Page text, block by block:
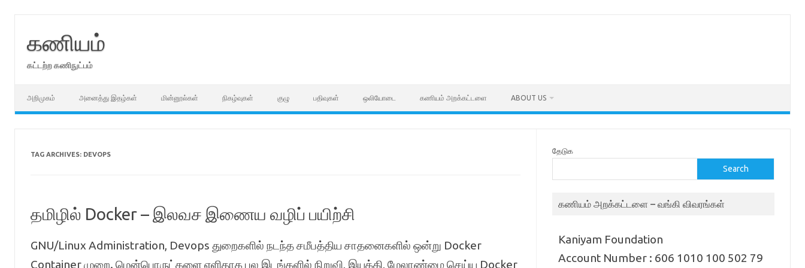
கணியம்
கட்டற்ற கணிநுட்பம்
அறிமுகம் அனைத்து இதழ்கள் மின்னூல்கள் நிகழ்வுகள் குழு பதிவுகள் ஒலியோடை கணியம் அறக்கட்டளை ABOUT US
TAG ARCHIVES: DEVOPS
தமிழில் Docker – இலவச இணைய வழிப் பயிற்சி
GNU/Linux Administration, Devops துறைகளில் நடந்த சமீபத்திய சாதனைகளில் ஒன்று Docker
Container முறை. மென்பொருட்களை எளிதாக பல இடங்களில் நிறுவி, இயக்கி, மேலாண்மை செய்ய Docker
தேடுக
Search
கணியம் அறக்கட்டளை – வங்கி விவரங்கள்
Kaniyam Foundation
Account Number : 606 1010 100 502 79